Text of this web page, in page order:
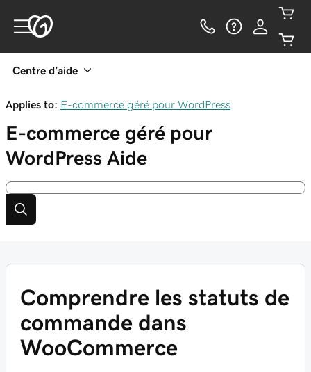
Centre d’aide
Applies to: E-commerce géré pour WordPress
E-commerce géré pour
WordPress Aide
Comprendre les statuts de
commande dans
WooCommerce